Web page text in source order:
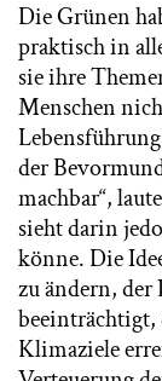
Die Grünen
praktisch in
sie ihre
Menschen
der
machbar“,
sieht darin
könne. Die
zu ändern, der
beeinträchtigt,
Klimaziele